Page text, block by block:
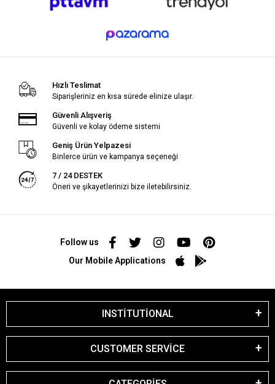
Hızlı Teslimat
Siparişleriniz en kısa sürede elinize ulaşır.
Güvenli Alışveriş
Güvenli ve kolay ödeme sistemi
Geniş Ürün Yelpazesi
Binlerce ürün ve kampanya seçeneği
7 / 24 DESTEK
Öneri ve şikayetlerinizi bize iletebilirsiniz.
Follow us
Our Mobile Applications
INSTİTUTİONAL
CUSTOMER SERVİCE